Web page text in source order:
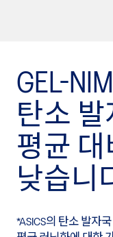
GEL-
탄소 발
평균 대
낮습니
*ASICS의 탄소 발자